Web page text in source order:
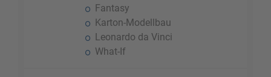
Fantasy
Karton-Modellbau
Leonardo da Vinci
What-If